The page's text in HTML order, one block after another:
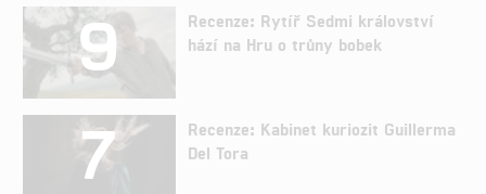
9
Recenze: Rytíř Sedmi království
hází na Hru o trůny bobek
7
Recenze: Kabinet kuriozit Guillerma
Del Tora